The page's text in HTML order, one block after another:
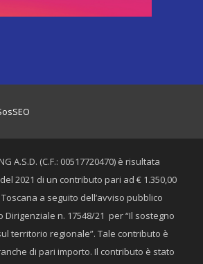
A.S.D. (C.F.: 00517720470) è risultata
2021 di un contributo pari ad € 1.350,00
a seguito dell’avviso pubblico
n. 17548/21 per “Il sostegno
territorio regionale”. Tale contributo è
di pari importo. Il contributo è stato